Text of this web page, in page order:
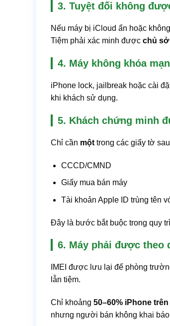
3. Tuyệt đối không
Nếu máy bị iCloud ẩn hoặc
Tiệm phải xác minh được chủ
4. Máy không khóa
iPhone lock, jailbreak hoặc cài
khi khách sử dụng.
5. Khách chứng minh
Chỉ cần một trong các giấy tờ
CCCD/CMND
Giấy mua bán máy
Tài khoản Apple ID trùng tên
Đây là bước bắt buộc trong quy
6. Máy phải được theo
IMEI được lưu lại để phòng
lẫn tiệm.
Chỉ khoảng 50–60% iPhone
nhưng người bán không khai